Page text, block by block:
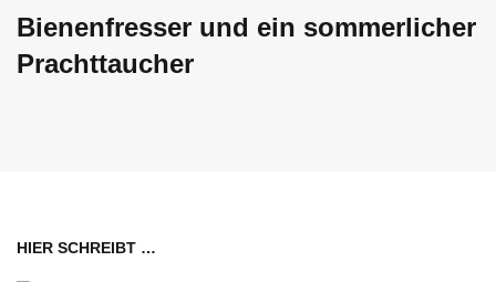
Bienenfresser und ein sommerlicher
Prachttaucher
HIER SCHREIBT …